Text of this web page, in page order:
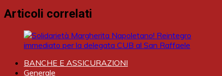
Articoli correlati
BANCHE E ASSICURAZIONI
Generale